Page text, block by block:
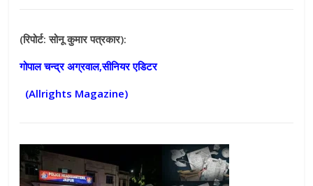
(रिपोर्ट: सोनू कुमार पत्रकार):
गोपाल चन्द्र अग्रवाल,सीनियर एडिटर
(Allrights Magazine)